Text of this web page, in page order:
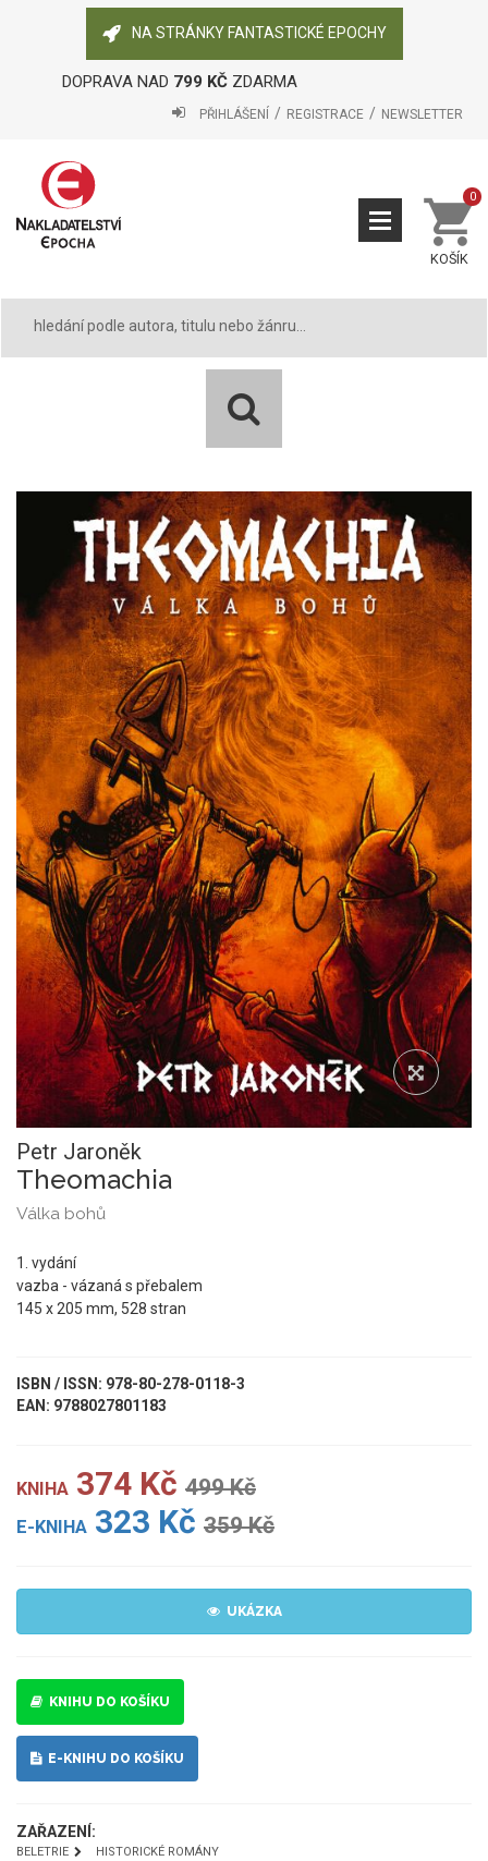
NA STRÁNKY FANTASTICKÉ EPOCHY
DOPRAVA NAD 799 KČZDARMA
PŘIHLÁŠENÍ REGISTRACE NEWSLETTER
KOŠÍK
0
Petr Jaroněk
Theomachia
Válka bohů
1. vydání
vazba - vázaná s přebalem
145 x 205 mm, 528 stran
ISBN / ISSN: 978-80-278-0118-3
EAN: 9788027801183
KNIHA 374 Kč 499 Kč
E-KNIHA 323 Kč 359 Kč
UKÁZKA
KNIHU DO KOŠÍKU
E-KNIHU DO KOŠÍKU
ZAŘAZENÍ:
BELETRIE HISTORICKÉ ROMÁNY